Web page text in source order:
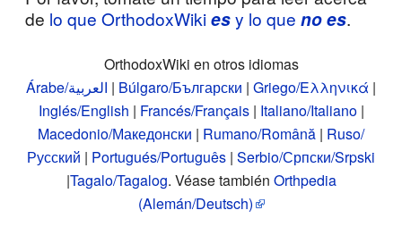
de lo que OrthodoxWikiesy lo queno es.
OrthodoxWiki en otros idiomas
Árabe/العربية | Búlgaro/Български | Griego/Ελληνικά |
Inglés/English | Francés/Français| Italiano/Italiano|
Macedonio/Македонски | Rumano/Română | Ruso/
Русский | Portugués/Português | Serbio/Српски/Srpski
|Tagalo/Tagalog. Véase también Orthpedia
(Alemán/Deutsch)